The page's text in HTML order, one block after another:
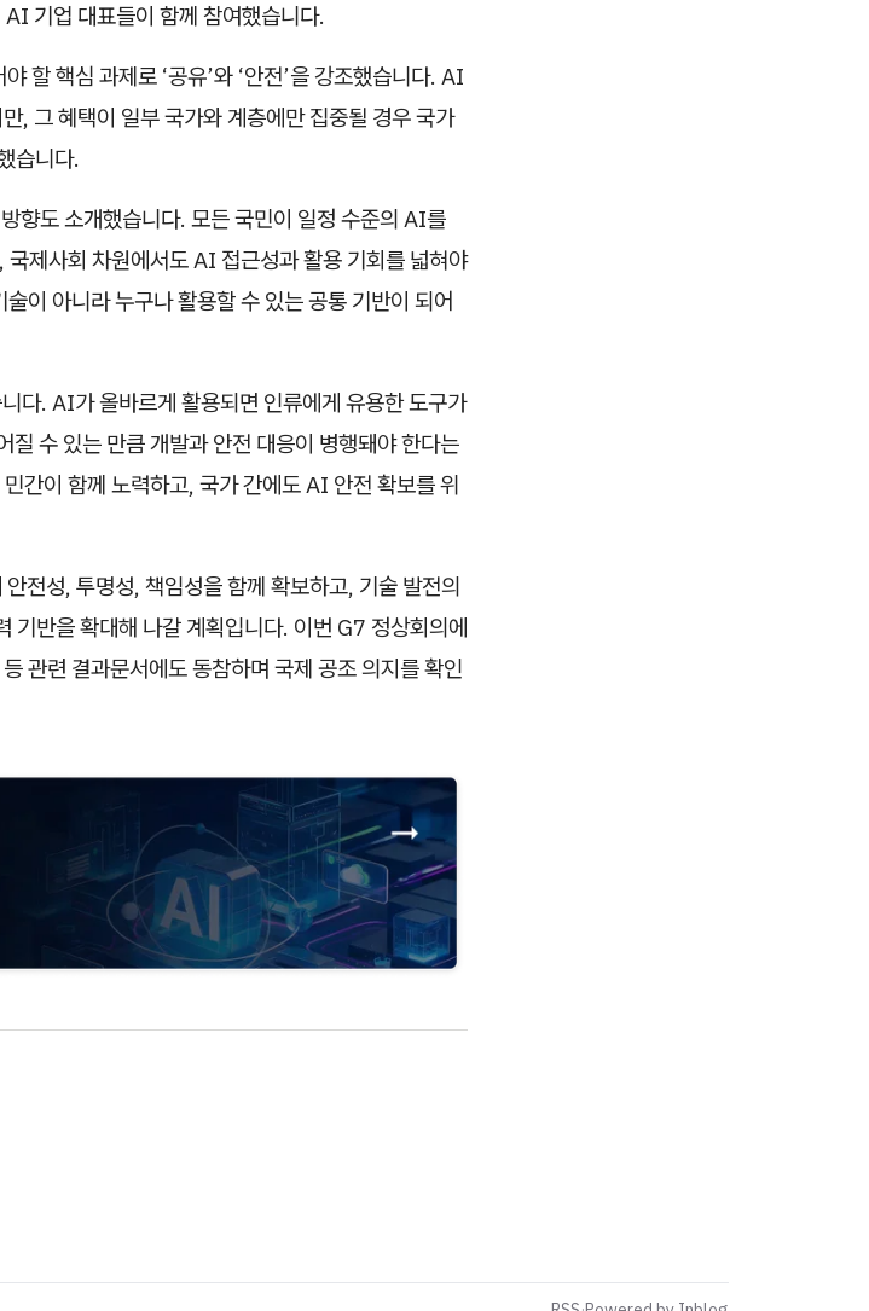
기업 대표들이 함께 참여했습니다.
할 핵심 과제로 ‘공유’와 ‘안전’을 강조했습니다. AI
, 그 혜택이 일부 국가와 계층에만 집중될 경우 국가
습니다.
향도 소개했습니다. 모든 국민이 일정 수준의 AI를
제사회 차원에서도 AI 접근성과 활용 기회를 넓혀야
이 아니라 누구나 활용할 수 있는 공통 기반이 되어
다. AI가 올바르게 활용되면 인류에게 유용한 도구가
질 수 있는 만큼 개발과 안전 대응이 병행돼야 한다는
간이 함께 노력하고, 국가 간에도 AI 안전 확보를 위
전성, 투명성, 책임성을 함께 확보하고, 기술 발전의
기반을 확대해 나갈 계획입니다. 이번 G7 정상회의에
관련 결과문서에도 동참하며 국제 공조 의지를 확인